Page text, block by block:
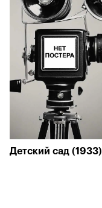
Детский сад (1933)